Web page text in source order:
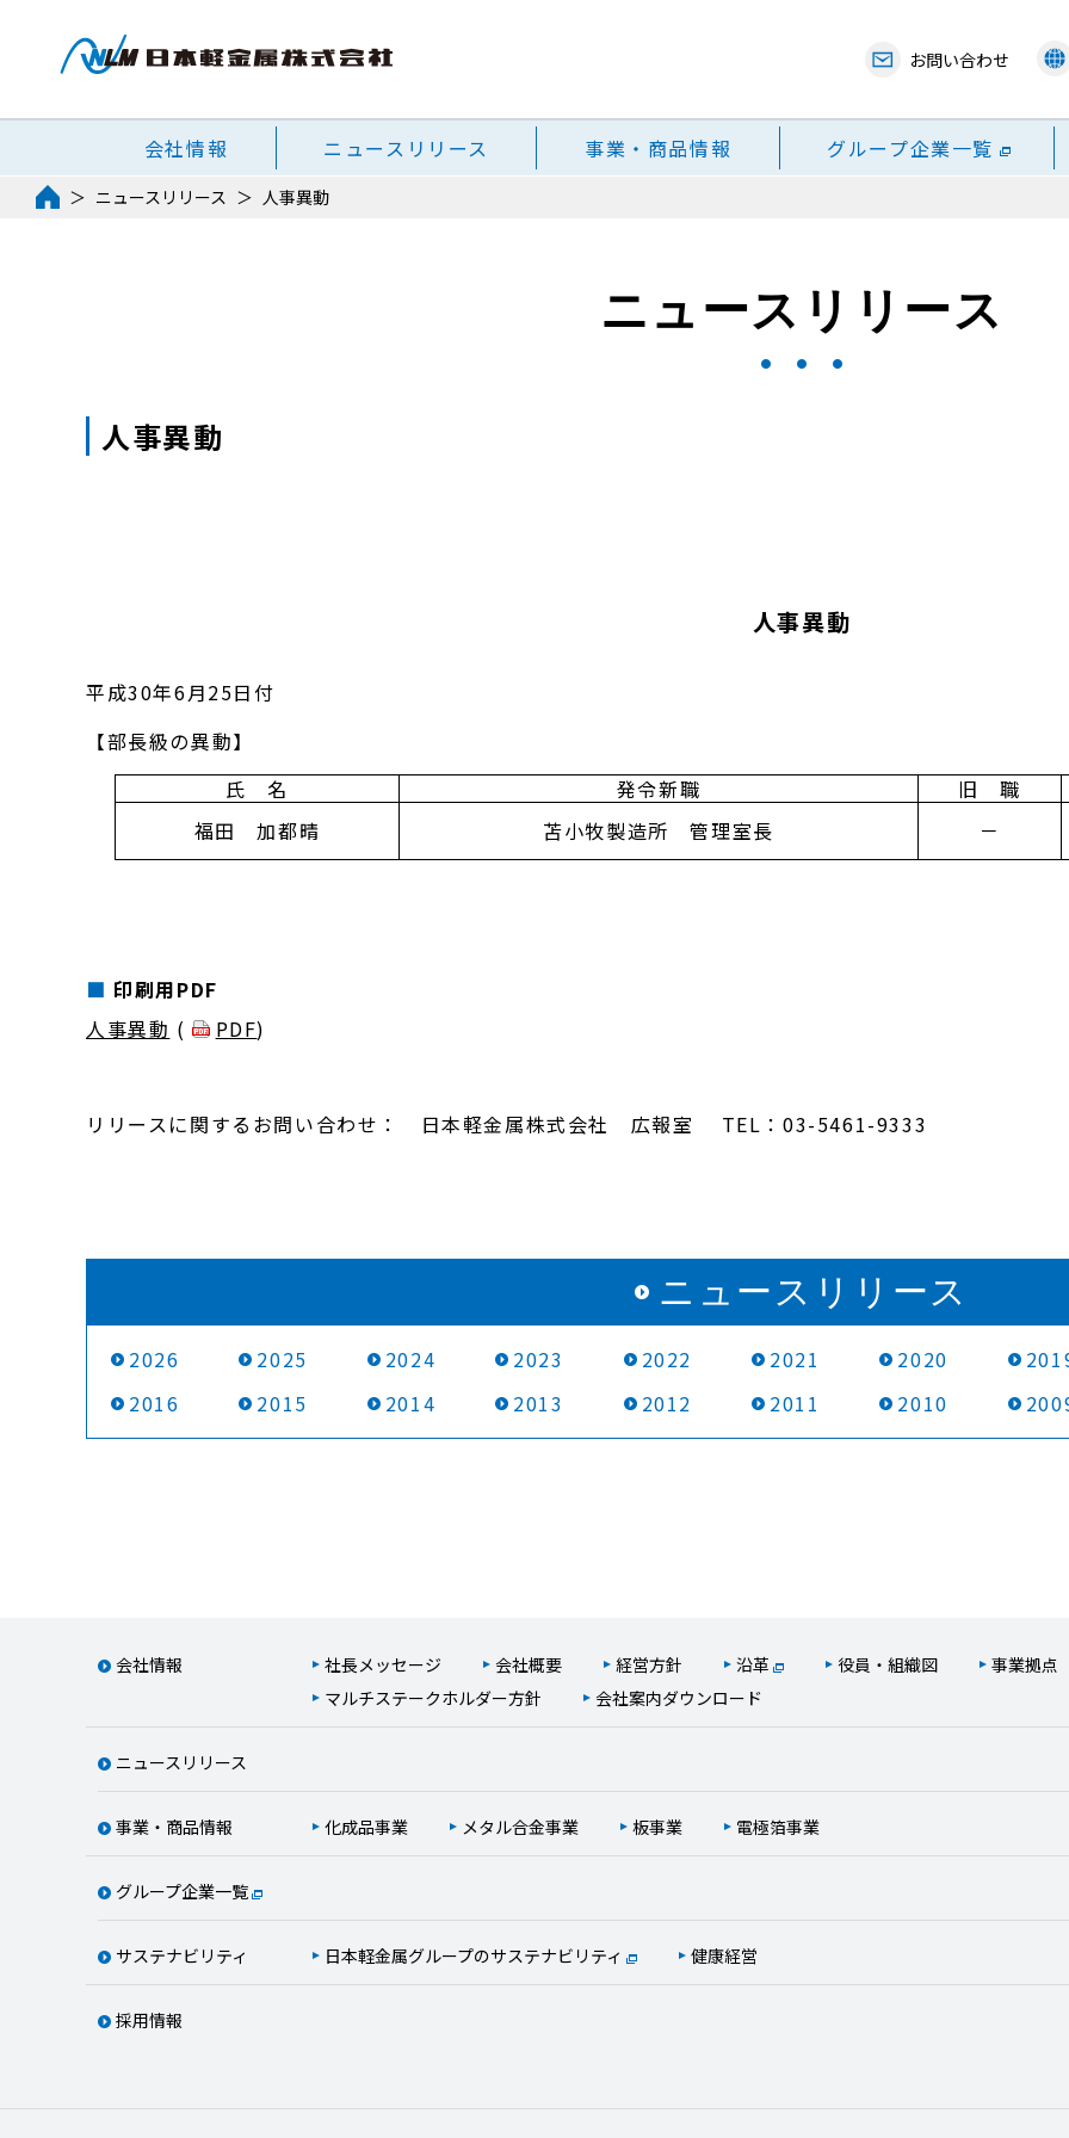
お問い合わせ
会社情報 ニュースリリース 事業・商品情報 グループ企業一覧
ニュースリリース 人事異動
ニュースリリース
人事異動
人事異動
平成30年6月25日付
【部長級の異動】
氏 名
発令新職 旧 職
福田 加都晴
苫小牧製造所 管理室長 －
印刷用PDF
人事異動 ( PDF)
リリースに関するお問い合わせ： 日本軽金属株式会社 広報室 TEL：03-5461-9333
ニュースリリース
2026 2025 2024 2023 2022 2021 2020
2016
2015 2014 2013 2012 2011 2010
会社情報 社長メッセージ 会社概要 経営方針 沿革 役員・組織図 事業拠点
マルチステークホルダー方針
会社案内ダウンロード
ニュースリリース
事業・商品情報 化成品事業 メタル合金事業 板事業 電極箔事業
グループ企業一覧
サステナビリティ 日本軽金属グループのサステナビリティ 健康経営
採用情報